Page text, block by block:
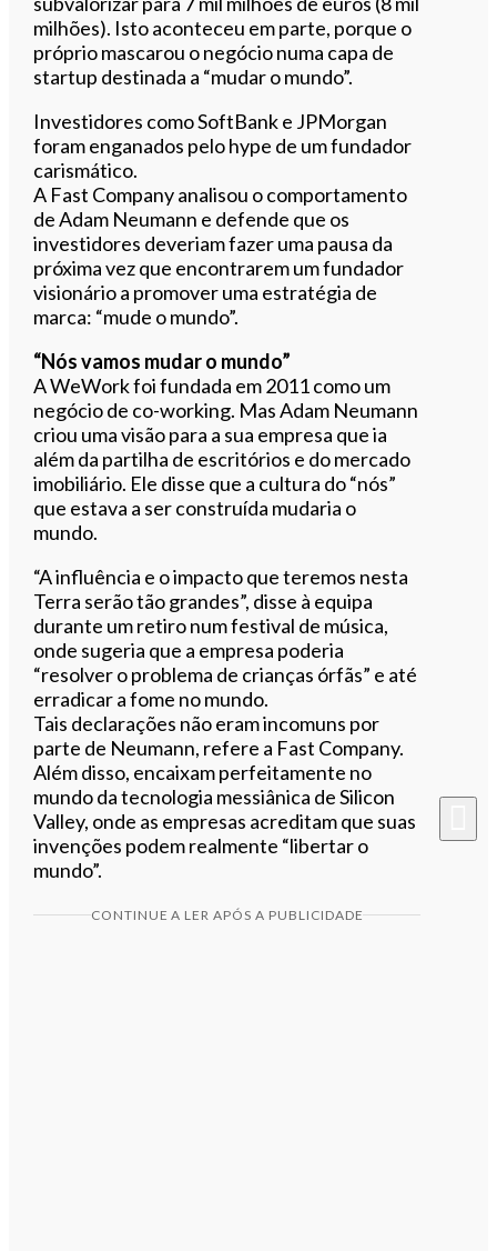
milhões). Isto aconteceu em parte, porque o
próprio mascarou o negócio numa capa de
startup destinada a “mudar o mundo”.
Investidores como SoftBank e JPMorgan
foram enganados pelo hype de um fundador
carismático.
A Fast Company analisou o comportamento
de Adam Neumann e defende que os
investidores deveriam fazer uma pausa da
próxima vez que encontrarem um fundador
visionário a promover uma estratégia de
marca: “mude o mundo”.
“Nós vamos mudar o mundo”
A WeWork foi fundada em 2011 como um
negócio de co-working. Mas Adam Neumann
criou uma visão para a sua empresa que ia
além da partilha de escritórios e do mercado
imobiliário. Ele disse que a cultura do “nós”
que estava a ser construída mudaria o
mundo.
“A influência e o impacto que teremos nesta
Terra serão tão grandes”, disse à equipa
durante um retiro num festival de música,
onde sugeria que a empresa poderia
“resolver o problema de crianças órfãs” e até
erradicar a fome no mundo.
Tais declarações não eram incomuns por
parte de Neumann, refere a Fast Company.
Além disso, encaixam perfeitamente no
mundo da tecnologia messiânica de Silicon
Valley, onde as empresas acreditam que suas
invenções podem realmente “libertar o
mundo”.
CONTINUE A LER APÓS A PUBLICIDADE